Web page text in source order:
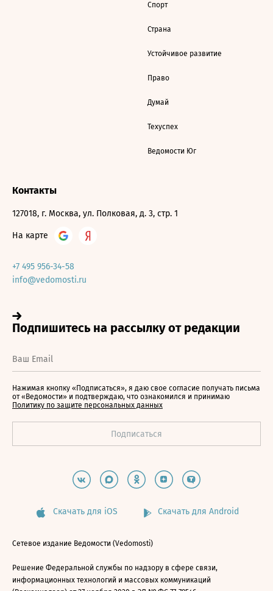
Спорт
Страна
Устойчивое развитие
Право
Думай
Техуспех
Ведомости Юг
Контакты
127018, г. Москва, ул. Полковая, д. 3, стр. 1
На карте
+7 495 956-34-58
info@vedomosti.ru
Нажимая кнопку «Подписаться», я даю свое согласие получать письма
от «Ведомости» и подтверждаю, что ознакомился и принимаю
Политику по защите персональных данных
Скачать для iOS Скачать для Android
Сетевое издание Ведомости (Vedomosti)
Решение Федеральной службы по надзору в сфере связи,
информационных технологий и массовых коммуникаций